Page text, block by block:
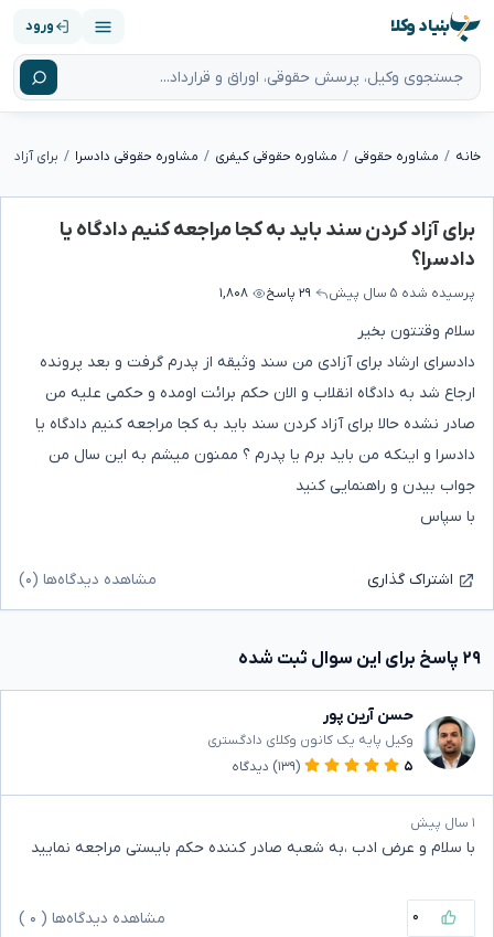
بنیاد وکلا ورود
خانه مشاوره حقوقی مشاوره حقوقی کیفری مشاوره حقوقی دادسرا
برای آزاد کردن سند باید به کجا مراجعه کنیم دادگاه یا
دادسرا؟
پرسیده شده ۵ سال پیش ۲۹ پاسخ ۱,۸۰۸
سلام وقتتون بخیر
دادسرای ارشاد برای آزادی من سند وثیقه از پدرم گرفت و بعد پرونده
ارجاع شد به دادگاه انقلاب و الان حکم برائت اومده و حکمی علیه من
صادر نشده حالا برای آزاد کردن سند باید به کجا مراجعه کنیم دادگاه یا
دادسرا و اینکه من باید برم یا پدرم ؟ ممنون میشم به این سال من
جواب بیدن و راهنمایی کنید
با سپاس
اشتراک گذاری مشاهده دیدگاه‌ها (۰)
۲۹ پاسخ برای این سوال ثبت شده
حسن آرین پور
وکیل پایه یک کانون وکلای دادگستری
۵
(۱۳۹) دیدگاه
۱ سال پیش
با سلام و عرض ادب ،به شعبه صادر کننده حکم بایستی مراجعه نمایید
۰ مشاهده دیدگاه‌ها ( ۰